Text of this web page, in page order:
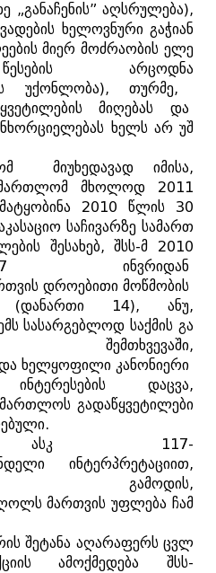
„განაჩენის”აღსრულება),
ვადების ხელოვნური გაჭიან
მიერ მოძრაობის ელე
წესების
არცოდნა
უქონლობა), თურმე,
მიღებას
და
ხელს არ უშ
მიუხედავად იმისა,
მხოლოდ2011
2010 წლის 30
საჩივარზე სამართ
შესახებ,შსს-მ 2010
ინვრიდან
დროებითი მოწმობის
დანართი 14), ანუ,
სასარგებლოდ საქმის გა
შემთხვევაში,
ხელყოფილი კანონიერი
ინტერესების დაცვა,
გადაწყვეტილები
.
ასკ 117-
ინტერპრეტაციით,
გამოდის,
მართვის უფლება ჩამ
შეტანა აღარაფერს ცვლ
ამოქმედება შსს-